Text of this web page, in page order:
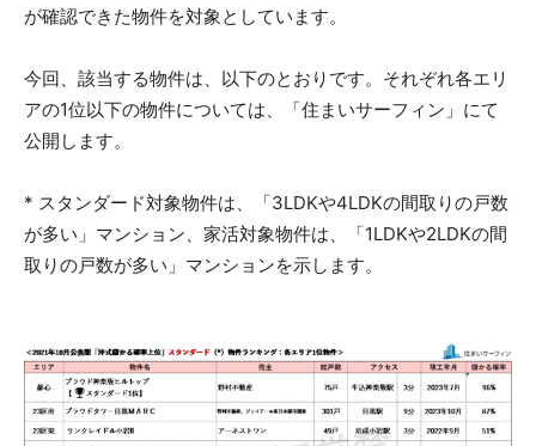
が確認できた物件を対象としています。
今回、該当する物件は、以下のとおりです。それぞれ各エリ
アの1位以下の物件については、「住まいサーフィン」にて
公開します。
* スタンダード対象物件は、「3LDKや4LDKの間取りの戸数
が多い」マンション、家活対象物件は、「1LDKや2LDKの間
取りの戸数が多い」マンションを示します。